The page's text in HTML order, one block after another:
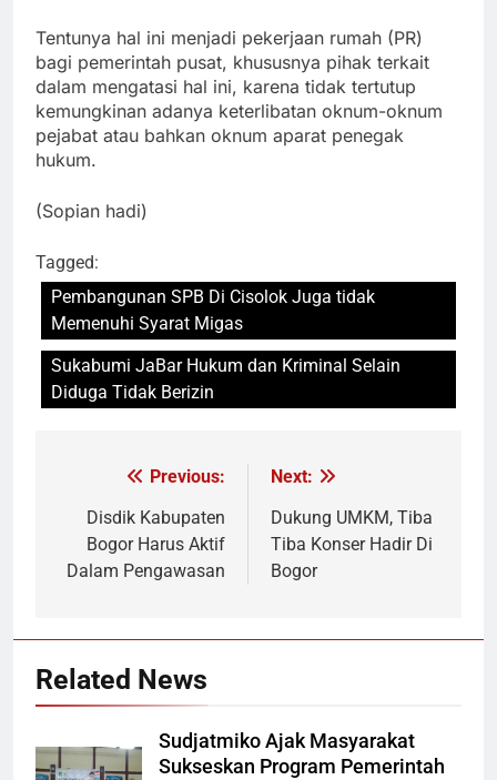
Tentunya hal ini menjadi pekerjaan rumah (PR)
bagi pemerintah pusat, khususnya pihak terkait
dalam mengatasi hal ini, karena tidak tertutup
kemungkinan adanya keterlibatan oknum-oknum
pejabat atau bahkan oknum aparat penegak
hukum.
(Sopian hadi)
Tagged:
Pembangunan SPB Di Cisolok Juga tidak
Memenuhi Syarat Migas
Sukabumi JaBar Hukum dan Kriminal Selain
Diduga Tidak Berizin
Navigasi
pos
Previous:
Disdik Kabupaten
Bogor Harus Aktif
Dalam Pengawasan
Next:
Dukung UMKM, Tiba
Tiba Konser Hadir Di
Bogor
Related News
Sudjatmiko Ajak Masyarakat
Sukseskan Program Pemerintah